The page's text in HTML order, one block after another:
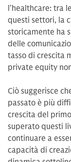
l’healthcare: tra
questi settori, la
storicamente ha
delle
tasso di crescita
private equity
Ciò suggerisce
passato è più
crescita del
superato questi
continuare a
capacità di